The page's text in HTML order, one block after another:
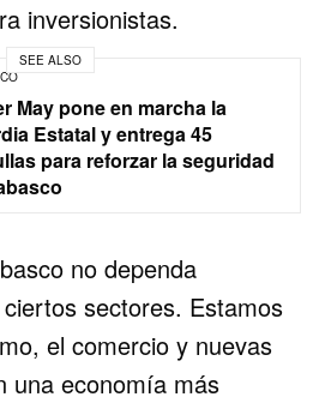
inversionistas.
SEE ALSO
May pone en marcha la
Estatal y entrega 45
para reforzar la seguridad
no dependa
sectores. Estamos
el comercio y nuevas
una economía más